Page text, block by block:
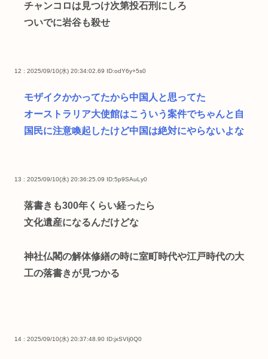
チャンコロは見つけ次第投石刑にしろ
ついでに岩谷も殺せ
12 : 2025/09/10(水) 20:34:02.69 ID:odY6y+5s0
モザイクかかってたから中国人と思ってた
オーストラリア大使館はこういう案件でちゃんと自
国民に注意喚起したけど中国は絶対にやらないよな
13 : 2025/09/10(水) 20:36:25.09 ID:5p9SAuLy0
落書きも300年くらい経ったら
文化遺産になるんだけどな
神社仏閣の解体修繕の時に室町時代や江戸時代の大
工の落書きが見つかる
14 : 2025/09/10(水) 20:37:48.90 ID:jxSVIj0Q0